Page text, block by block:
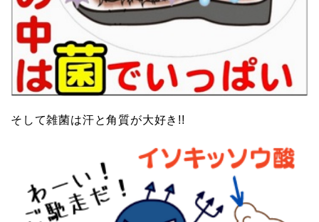
そして雑菌は汗と角質が大好き!!